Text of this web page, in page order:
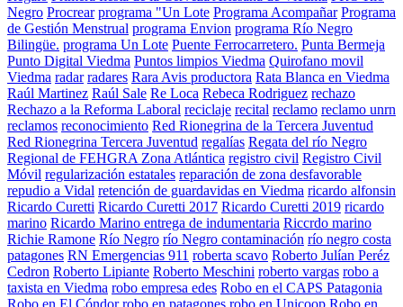
Negro Procrear programa "Un Lote Programa Acompañar Programa
de Gestión Menstrual programa Envion programa Río Negro
Bilingüe. programa Un Lote Puente Ferrocarretero. Punta Bermeja
Punto Digital Viedma Puntos limpios Viedma Quirofano movil
Viedma radar radares Rara Avis productora Rata Blanca en Viedma
Raúl Martinez Raúl Sale Re Loca Rebeca Rodriguez rechazo
Rechazo a la Reforma Laboral reciclaje recital reclamo reclamo unrn
reclamos reconocimiento Red Rionegrina de la Tercera Juventud
Red Rionegrina Tercera Juventud regalías Regata del río Negro
Regional de FEHGRA Zona Atlántica registro civil Registro Civil
Móvil regularización estatales reparación de zona desfavorable
repudio a Vidal retención de guardavidas en Viedma ricardo alfonsin
Ricardo Curetti Ricardo Curetti 2017 Ricardo Curetti 2019 ricardo
marino Ricardo Marino entrega de indumentaria Riccrdo marino
Richie Ramone Río Negro río Negro contaminación río negro costa
patagones RN Emergencias 911 roberta scavo Roberto Julían Peréz
Cedron Roberto Lipiante Roberto Meschini roberto vargas robo a
taxista en Viedma robo empresa edes Robo en el CAPS Patagonia
Robo en El Cóndor robo en patagones robo en Unicoop Robo en